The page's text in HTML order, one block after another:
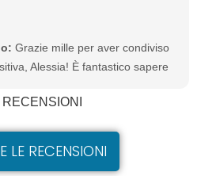
Grazie mille per aver condiviso
Alessia! È fantastico sapere
a tua disposizione per qualsiasi
LE RECENSIONI